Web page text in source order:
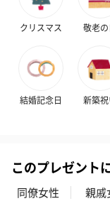
ンセンススティック
（END）（880円）
お酒を同梱してお届
※20歳未満の方への
クリスマス 敬老の
結婚記念日 新築祝
このプレゼント
同僚女性 親戚